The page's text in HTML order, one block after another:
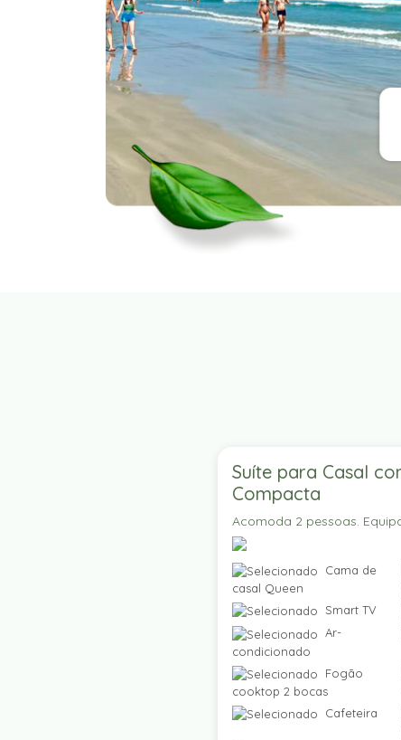
Suíte para Casal
Compacta
Acomoda 2 pessoas.
Cama de
casal Queen
Smart TV
Ar-
condicionado
Fogão
cooktop 2 bocas
Cafeteira